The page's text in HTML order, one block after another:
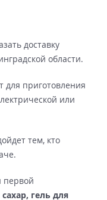
доставку
области.
для приготовления
или
тем, кто
первой
гель для